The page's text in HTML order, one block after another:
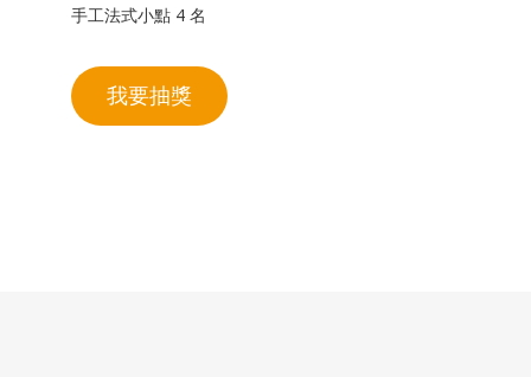
手工法式小點 4 名
我要抽獎